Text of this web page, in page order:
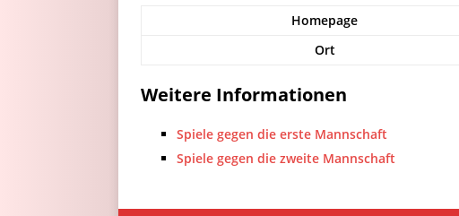
Homepage
Ort
Weitere Informationen
Spiele gegen die erste Mannschaft
Spiele gegen die zweite Mannschaft